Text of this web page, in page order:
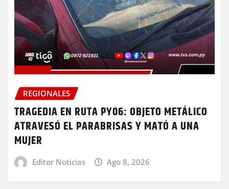
REGIONALES
TRAGEDIA EN RUTA PY06: OBJETO METÁLICO
ATRAVESÓ EL PARABRISAS Y MATÓ A UNA
MUJER
Editor Noticias Ago 8, 2026